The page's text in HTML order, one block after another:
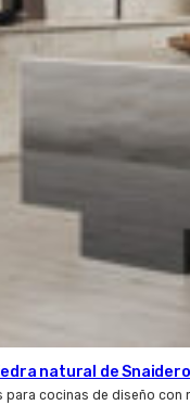
natural de Snaidero
cocinas de diseño